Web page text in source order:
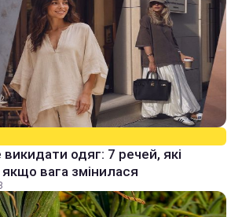
одяг: 7 речей, які
вага змінилася